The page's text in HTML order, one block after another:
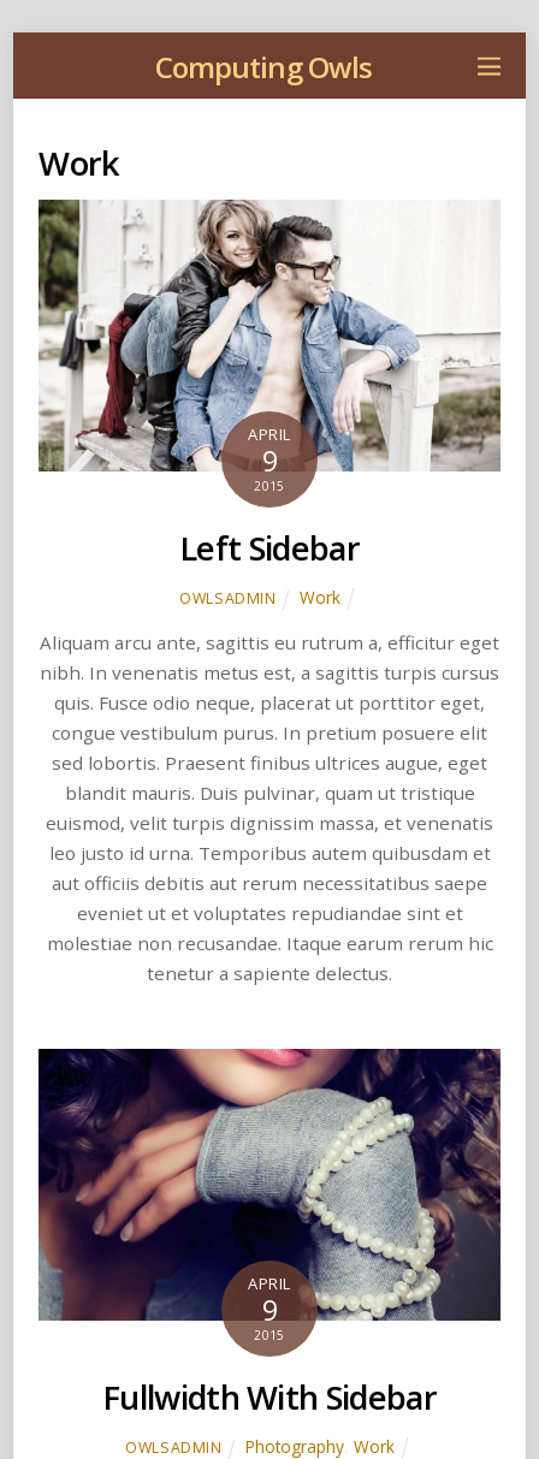
Computing Owls
Work
APRIL
9
2015
Left Sidebar
OWLSADMIN Work
Aliquam arcu ante, sagittis eu rutrum a, efficitur eget
nibh. In venenatis metus est, a sagittis turpis cursus
quis. Fusce odio neque, placerat ut porttitor eget,
congue vestibulum purus. In pretium posuere elit
sed lobortis. Praesent finibus ultrices augue, eget
blandit mauris. Duis pulvinar, quam ut tristique
euismod, velit turpis dignissim massa, et venenatis
leo justo id urna. Temporibus autem quibusdam et
aut officiis debitis aut rerum necessitatibus saepe
eveniet ut et voluptates repudiandae sint et
molestiae non recusandae. Itaque earum rerum hic
tenetur a sapiente delectus.
APRIL
9
2015
Fullwidth With Sidebar
OWLSADMIN Photography, Work